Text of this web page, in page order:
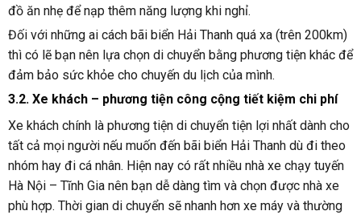
đồ ăn nhẹ để nạp thêm năng lượng khi nghỉ.
Đối với những ai cách bãi biển Hải Thanh quá xa (trên 200km)
thì có lẽ bạn nên lựa chọn di chuyển bằng phương tiện khác để
đảm bảo sức khỏe cho chuyến du lịch của mình.
3.2. Xe khách – phương tiện công cộng tiết kiệm chi phí
Xe khách chính là phương tiện di chuyển tiện lợi nhất dành cho
tất cả mọi người nếu muốn đến bãi biển Hải Thanh dù đi theo
nhóm hay đi cá nhân. Hiện nay có rất nhiều nhà xe chạy tuyến
Hà Nội – Tĩnh Gia nên bạn dễ dàng tìm và chọn được nhà xe
phù hợp. Thời gian di chuyển sẽ nhanh hơn xe máy và thường